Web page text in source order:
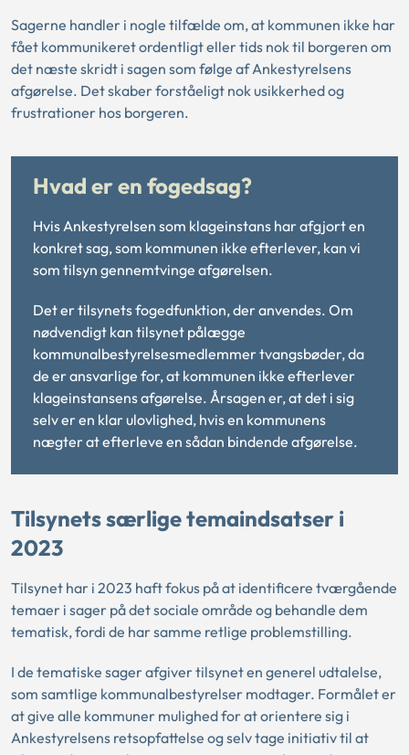
Sagerne handler i nogle tilfælde om, at kommunen ikke har
fået kommunikeret ordentligt eller tids nok til borgeren om
det næste skridt i sagen som følge af Ankestyrelsens
afgørelse. Det skaber forståeligt nok usikkerhed og
frustrationer hos borgeren.
Hvad er en fogedsag?
Hvis Ankestyrelsen som klageinstans har afgjort en
konkret sag, som kommunen ikke efterlever, kan vi
som tilsyn gennemtvinge afgørelsen.
Det er tilsynets fogedfunktion, der anvendes. Om
nødvendigt kan tilsynet pålægge
kommunalbestyrelsesmedlemmer tvangsbøder, da
de er ansvarlige for, at kommunen ikke efterlever
klageinstansens afgørelse. Årsagen er, at det i sig
selv er en klar ulovlighed, hvis en kommunens
nægter at efterleve en sådan bindende afgørelse.
Tilsynets særlige temaindsatser i
2023
Tilsynet har i 2023 haft fokus på at identificere tværgående
temaer i sager på det sociale område og behandle dem
tematisk, fordi de har samme retlige problemstilling.
I de tematiske sager afgiver tilsynet en generel udtalelse,
som samtlige kommunalbestyrelser modtager. Formålet er
at give alle kommuner mulighed for at orientere sig i
Ankestyrelsens retsopfattelse og selv tage initiativ til at